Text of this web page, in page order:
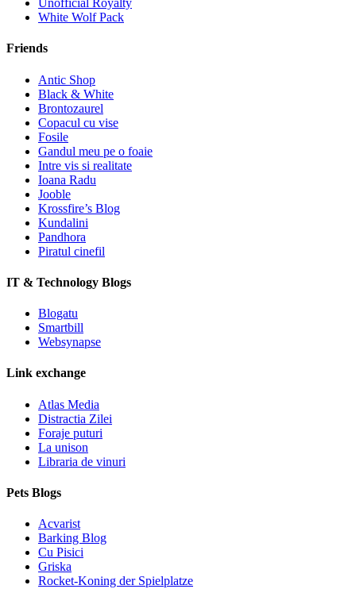
Unofficial Royalty
White Wolf Pack
Friends
Antic Shop
Black & White
Brontozaurel
Copacul cu vise
Fosile
Gandul meu pe o foaie
Intre vis si realitate
Ioana Radu
Jooble
Krossfire’s Blog
Kundalini
Pandhora
Piratul cinefil
IT & Technology Blogs
Blogatu
Smartbill
Websynapse
Link exchange
Atlas Media
Distractia Zilei
Foraje puturi
La unison
Libraria de vinuri
Pets Blogs
Acvarist
Barking Blog
Cu Pisici
Griska
Rocket-Koning der Spielplatze